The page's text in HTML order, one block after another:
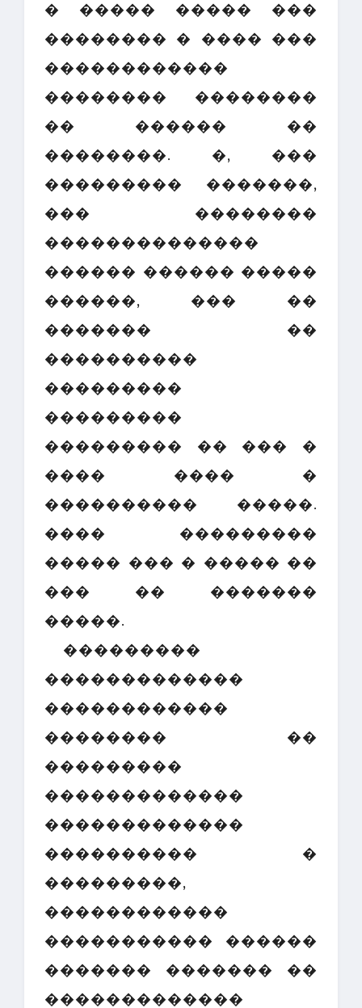
� ����� ����� ���
�������� � ���� ���
������������
�������� ��������
�� ������ ��
��������. �, ���
��������� �������,
��� ��������
��������������
������ ������ �����
������, ��� ��
������� ��
����������
���������
���������
��������� �� ��� �
���� ���� �
���������� �����.
���� ���������
����� ��� � ����� ��
��� �� �������
�����.
���������
�������������
������������
�������� ��
���������
�������������
�������������
���������� �
���������,
������������
����������� ������
������� ������� ��
�������������